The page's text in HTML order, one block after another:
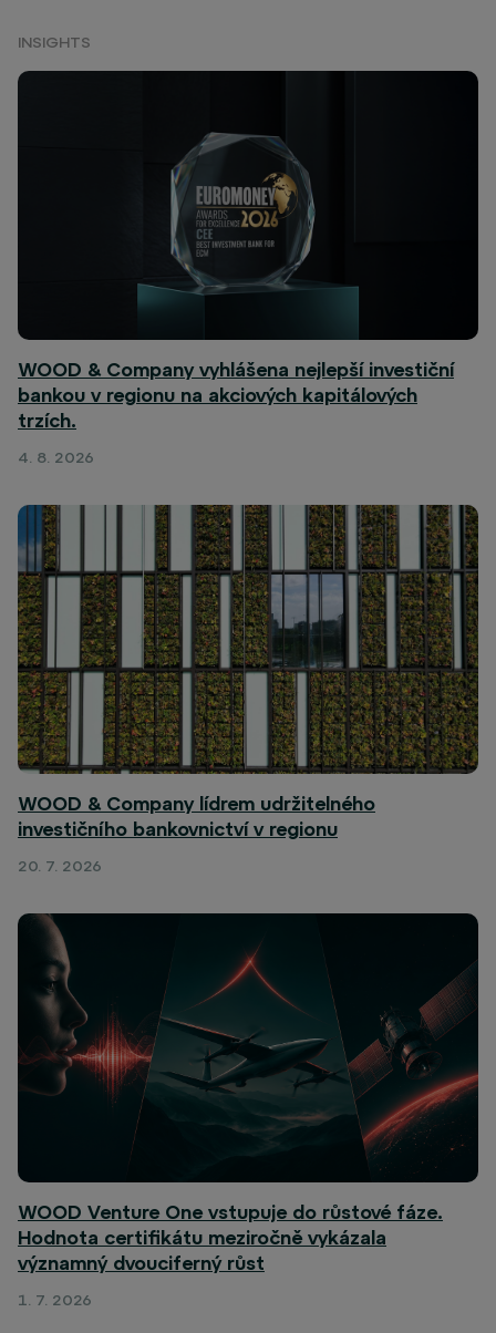
INSIGHTS
WOOD & Company vyhlášena nejlepší investiční
bankou v regionu na akciových kapitálových
trzích.
4. 8. 2026
WOOD & Company lídrem udržitelného
investičního bankovnictví v regionu
20. 7. 2026
WOOD Venture One vstupuje do růstové fáze.
Hodnota certifikátu meziročně vykázala
významný dvouciferný růst
1. 7. 2026